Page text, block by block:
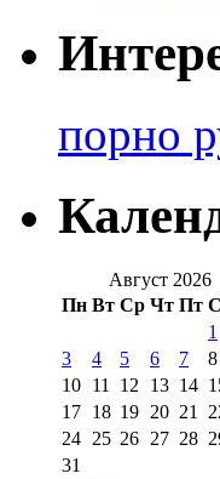
порно
Август 2026
Пн Вт Ср Чт Пт
1
3
4 5 6 7 8
10 11 12 13 14
17 18 19 20 21
24 25 26 27 28
31